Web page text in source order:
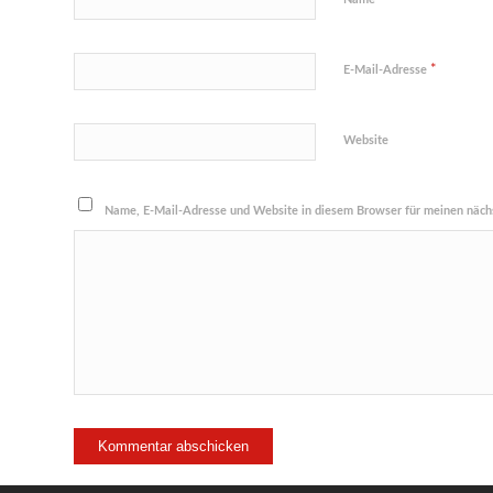
E-Mail-Adresse *
Website
Name, E-Mail-Adresse und Website in diesem Browser für meinen